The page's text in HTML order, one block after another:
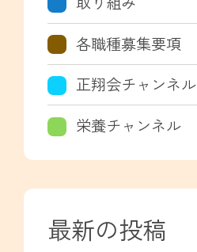
各職種募集要項
正翔会チャンネル
栄養チャンネル
最新の投稿